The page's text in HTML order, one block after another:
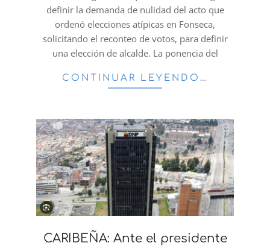
definir la demanda de nulidad del acto que
ordenó elecciones atípicas en Fonseca,
solicitando el reconteo de votos, para definir
una elección de alcalde. La ponencia del
CONTINUAR LEYENDO…
CARIBEÑA: Ante el presidente